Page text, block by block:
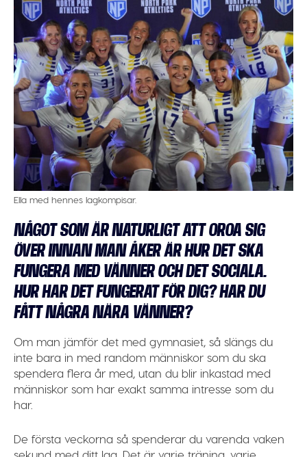
Ella med hennes lagkompisar.
NÅGOT SOM ÄR NATURLIGT ATT OROA SIG
ÖVER INNAN MAN ÅKER ÄR HUR DET SKA
FUNGERA MED VÄNNER OCH DET SOCIALA.
HUR HAR DET FUNGERAT FÖR DIG? HAR DU
FÅTT NÅGRA NÄRA VÄNNER?
Om man jämför det med gymnasiet, så slängs du
inte bara in med random människor som du ska
spendera flera år med, utan du blir inkastad med
människor som har exakt samma intresse som du
har.
De första veckorna så spenderar du varenda vaken